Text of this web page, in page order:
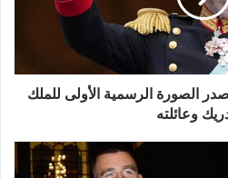
الصورة الرسمية الأولى للملك
وعائلته